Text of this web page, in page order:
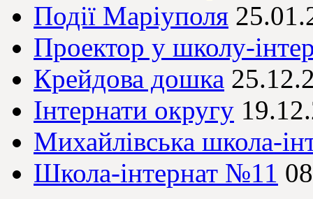
Події Маріуполя
Проектор у школу-
Крейдова дошка
Інтернати округу
Михайлівська школа-
Школа-інтернат №11